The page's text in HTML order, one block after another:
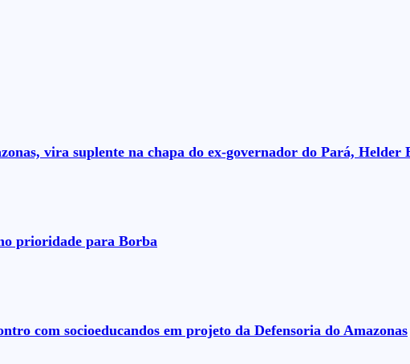
vira suplente na chapa do ex-governador do Pará,
prioridade para Borba
com socioeducandos em projeto da Defensoria do Amazonas